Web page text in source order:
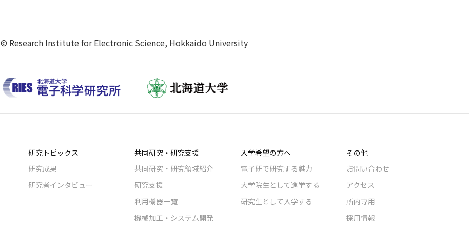
© Research Institute for Electronic Science, Hokkaido University
研究トピックス
研究成果
研究者インタビュー
共同研究・研究支援
共同研究・研究領域紹介
研究支援
利用機器一覧
機械加工・システム開発
入学希望の方へ
電子研で研究する魅力
大学院生として進学する
研究生として入学する
その他
お問い合わせ
アクセス
所内専用
採用情報